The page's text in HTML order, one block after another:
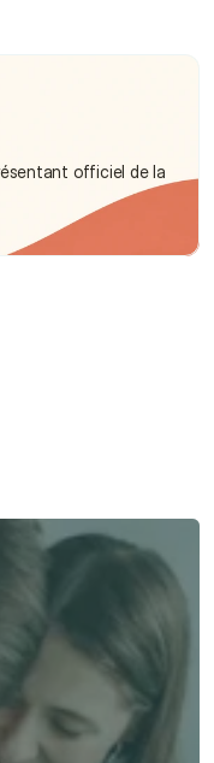
officiel de la